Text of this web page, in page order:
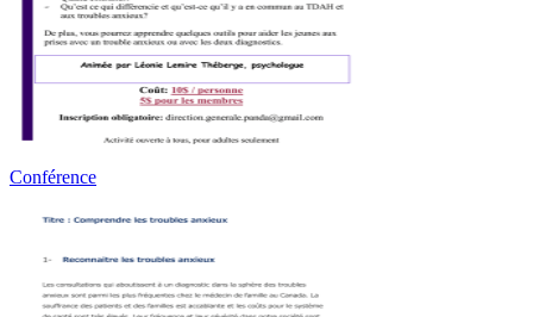
Conférence